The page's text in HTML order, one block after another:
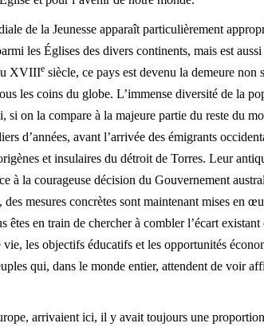
de la Jeunesse apparaît particulièrement
les Églises des divers continents, mais est
XVIIIe siècle, ce pays est devenu la demeure
les coins du globe. L’immense diversité de la
si on la compare à la majeure partie du reste du
d’années, avant l’arrivée des émigrants
et insulaires du détroit de Torres. Leur
à la courageuse décision du Gouvernement
des mesures concrètes sont maintenant mises en
êtes en train de chercher à combler l’écart
vie, les objectifs éducatifs et les opportunités
qui, dans le monde entier, attendent de voir
arrivaient ici, il y avait toujours une